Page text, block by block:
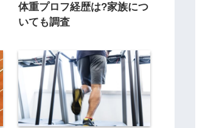
体重プロフ経歴は?家族につ
いても調査